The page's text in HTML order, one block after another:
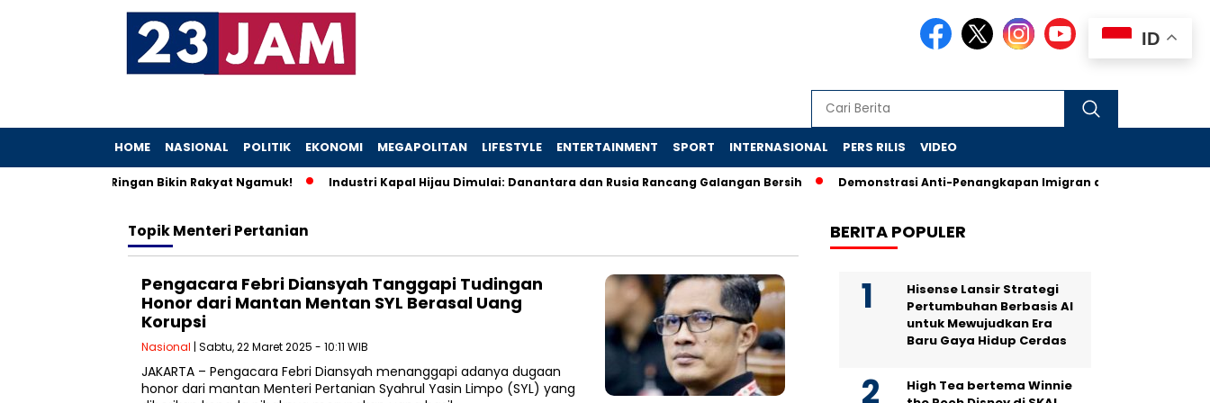
HOME NASIONAL POLITIK EKONOMI MEGAPOLITAN LIFESTYLE ENTERTAINMENT SPORT INTERNASIONAL PERS RILIS VIDEO
Rp5,2 M, Vonis Ringan Bikin Rakyat Ngamuk! Industri Kapal Hijau Dimulai: Danantara dan Rusia Rancang Galangan Bersih Demonstrasi Anti-Penangkapan Imigran di New York Ricuh,
TopikMenteri Pertanian
Pengacara Febri Diansyah Tanggapi Tudingan
Honor dari Mantan Mentan SYL Berasal Uang
Korupsi
Nasional | Sabtu, 22 Maret 2025 - 10:11 WIB
JAKARTA – Pengacara Febri Diansyah menanggapi adanya dugaan
honor dari mantan Menteri Pertanian Syahrul Yasin Limpo (SYL) yang
BERITA POPULER
Hisense Lansir Strategi
Pertumbuhan Berbasis AI
untuk Mewujudkan Era
Baru Gaya Hidup Cerdas
High Tea bertema Winnie
ID